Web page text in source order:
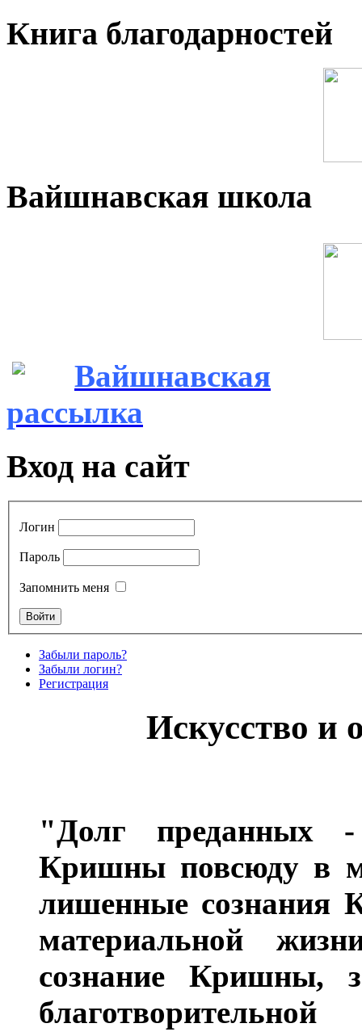
Книга благодарностей
Вайшнавская школа
Вайшнавская
рассылка
Вход на сайт
Логин
Пароль
Запомнить меня
Забыли пароль?
Забыли логин?
Регистрация
Искусство и
"Долг преданных -
Кришны повсюду в
лишенные сознания
материальной
сознание Кришны,